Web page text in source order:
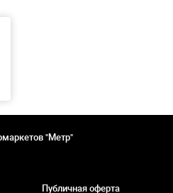
"Метр"
Публичная оферта